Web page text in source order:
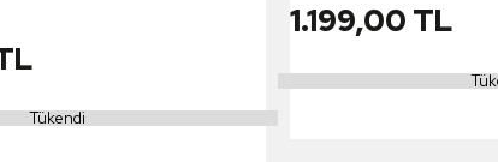
Tükendi
1.199,00 TL